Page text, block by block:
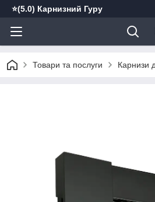
⭐️(5.0) Карнизний Гуру
Товари та послуги Карнизи